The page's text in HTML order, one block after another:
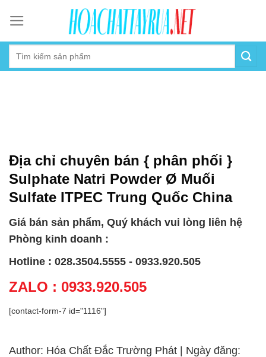
content
Địa chỉ chuyên bán { phân phối }
Sulphate Natri Powder Ø Muối
Sulfate ITPEC Trung Quốc China
Giá bán sản phẩm, Quý khách vui lòng liên hệ
Phòng kinh doanh :
Hotline : 028.3504.5555 - 0933.920.505
ZALO : 0933.920.505
[contact-form-7 id="1116"]
Author: Hóa Chất Đắc Trường Phát | Ngày đăng: